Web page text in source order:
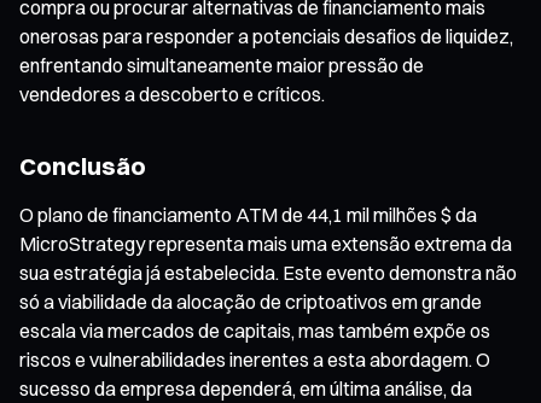
compra ou procurar alternativas de financiamento mais
onerosas para responder a potenciais desafios de liquidez,
enfrentando simultaneamente maior pressão de
vendedores a descoberto e críticos.
Conclusão
O plano de financiamento ATM de 44,1 mil milhões $ da
MicroStrategy representa mais uma extensão extrema da
sua estratégia já estabelecida. Este evento demonstra não
só a viabilidade da alocação de criptoativos em grande
escala via mercados de capitais, mas também expõe os
riscos e vulnerabilidades inerentes a esta abordagem. O
sucesso da empresa dependerá, em última análise, da